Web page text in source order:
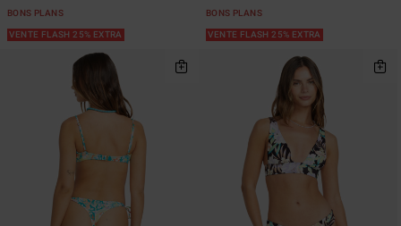
BONS PLANS
VENTE FLASH 25% EXTRA
BONS PLANS
VENTE FLASH 25% EXTRA